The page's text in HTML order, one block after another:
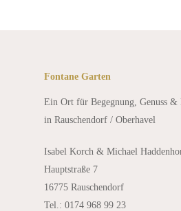
Fontane Garten
Ein Ort für Begegnung, Genuss
in Rauschendorf / Oberhavel
Isabel Korch & Michael
Hauptstraße 7
16775 Rauschendorf
Tel.: 0174 968 99 23